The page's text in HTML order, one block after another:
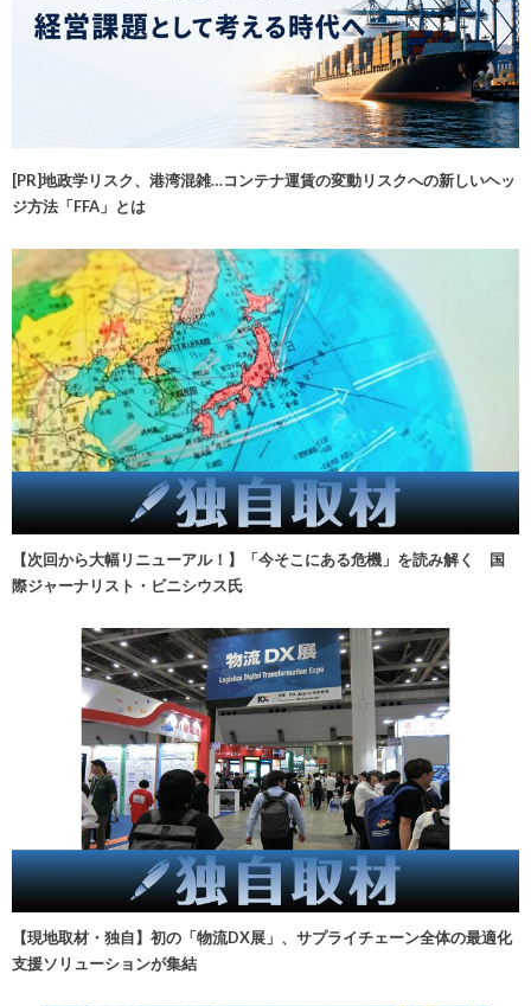
[PR]地政学リスク、港湾混雑…コンテナ運賃の変動リスクへの新しいヘッ
ジ方法「FFA」とは
【次回から大幅リニューアル！】「今そこにある危機」を読み解く 国
際ジャーナリスト・ビニシウス氏
【現地取材・独自】初の「物流DX展」、サプライチェーン全体の最適化
支援ソリューションが集結